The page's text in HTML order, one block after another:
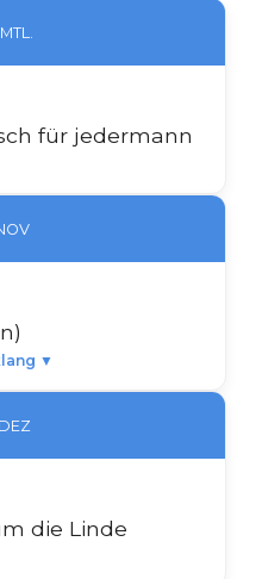
MTL.
für jedermann
▼
die Linde